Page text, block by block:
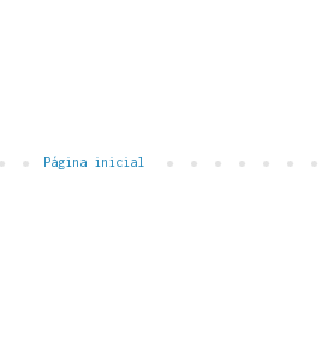
Página inicial